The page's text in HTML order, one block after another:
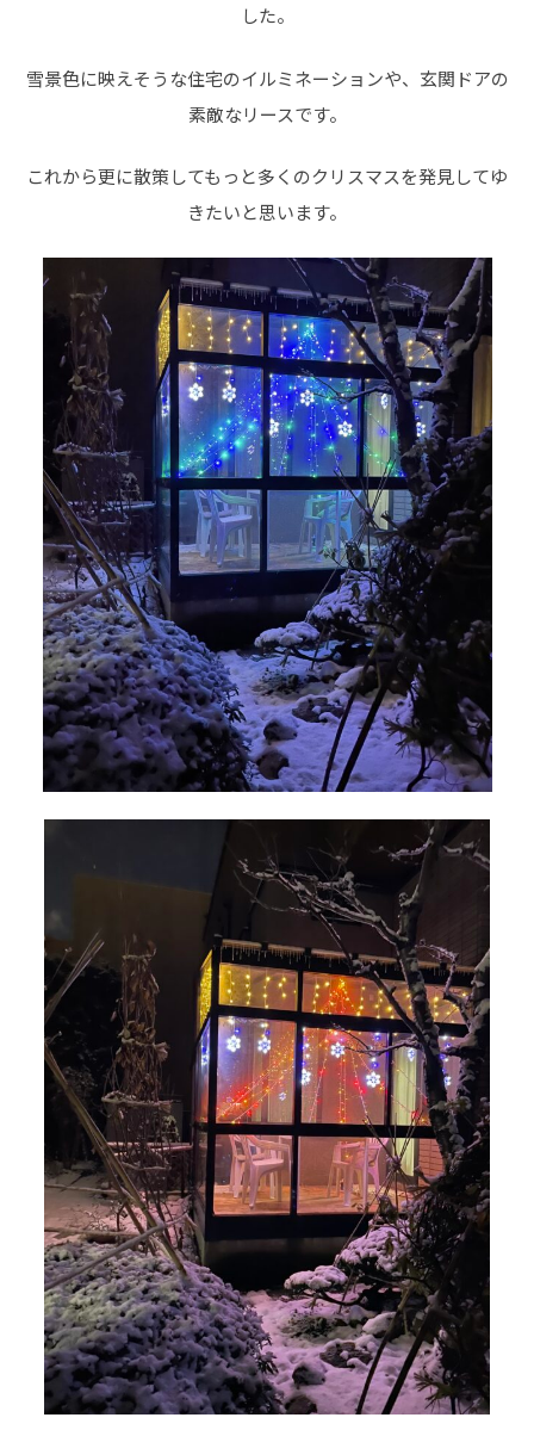
した。
雪景色に映えそうな住宅のイルミネーションや、玄関ドアの
素敵なリースです。
これから更に散策してもっと多くのクリスマスを発見してゆ
きたいと思います。